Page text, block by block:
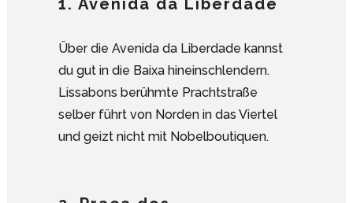
1. Avenida da Liberdade
Über die Avenida da Liberdade kannst
du gut in die Baixa hineinschlendern.
Lissabons berühmte Prachtstraße
selber führt von Norden in das Viertel
und geizt nicht mit Nobelboutiquen.